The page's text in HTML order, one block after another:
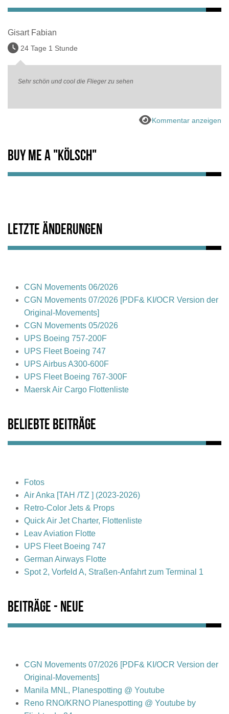
Gisart Fabian
24 Tage 1 Stunde
Sehr schön und cool die Flieger zu sehen
Kommentar anzeigen
Buy me a "Kölsch"
Letzte Änderungen
CGN Movements 06/2026
CGN Movements 07/2026 [PDF& KI/OCR Version der
Original-Movements]
CGN Movements 05/2026
UPS Boeing 757-200F
UPS Fleet Boeing 747
UPS Airbus A300-600F
UPS Fleet Boeing 767-300F
Maersk Air Cargo Flottenliste
Beliebte Beiträge
Fotos
Air Anka [TAH /TZ ] (2023-2026)
Retro-Color Jets & Props
Quick Air Jet Charter, Flottenliste
Leav Aviation Flotte
UPS Fleet Boeing 747
German Airways Flotte
Spot 2, Vorfeld A, Straßen-Anfahrt zum Terminal 1
Beiträge - Neue
CGN Movements 07/2026 [PDF& KI/OCR Version der
Original-Movements]
Manila MNL, Planespotting @ Youtube
Reno RNO/KRNO Planespotting @ Youtube by